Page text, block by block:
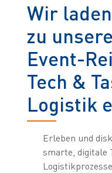
Wir
zu
Event-
Tech &
Logistik
Erleben und
smarte, digitale